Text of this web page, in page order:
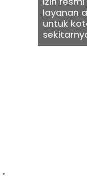
layanan
untuk